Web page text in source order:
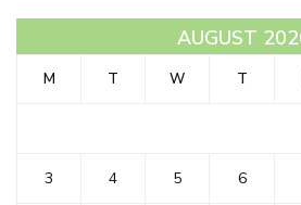
AUGUST
M T W T
3 4 5 6